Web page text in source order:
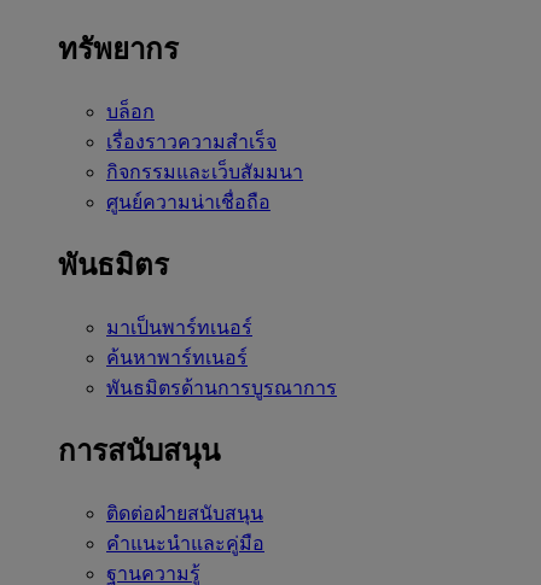
ทรัพยากร
บล็อก
เรื่องราวความสำเร็จ
กิจกรรมและเว็บสัมมนา
ศูนย์ความน่าเชื่อถือ
พันธมิตร
มาเป็นพาร์ทเนอร์
ค้นหาพาร์ทเนอร์
พันธมิตรด้านการบูรณาการ
การสนับสนุน
ติดต่อฝ่ายสนับสนุน
คำแนะนำและคู่มือ
ฐานความรู้